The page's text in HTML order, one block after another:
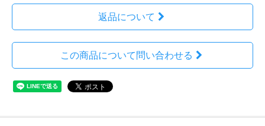
返品について
この商品について問い合わせる